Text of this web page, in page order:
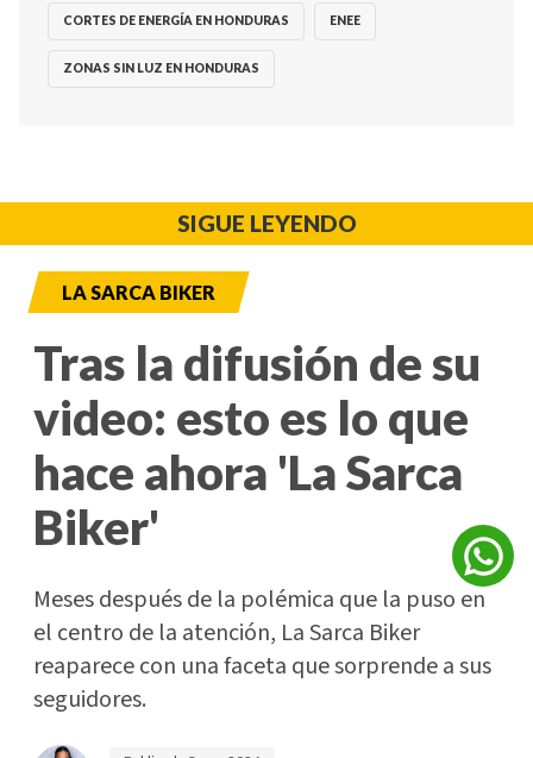
CORTES DE ENERGÍA EN HONDURAS ENEE
ZONAS SIN LUZ EN HONDURAS
SIGUE LEYENDO
LA SARCA BIKER
Tras la difusión de su
video: esto es lo que
hace ahora 'La Sarca
Biker'
Meses después de la polémica que la puso en
el centro de la atención, La Sarca Biker
reaparece con una faceta que sorprende a sus
seguidores.